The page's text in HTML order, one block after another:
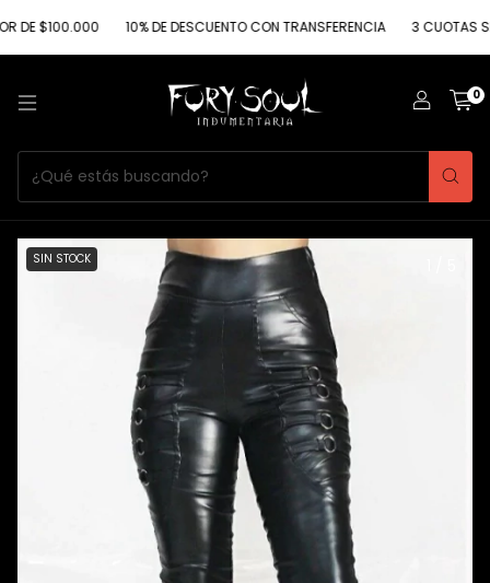
$100.000 10% DE DESCUENTO CON TRANSFERENCIA 3 CUOTAS SIN
0
SIN STOCK